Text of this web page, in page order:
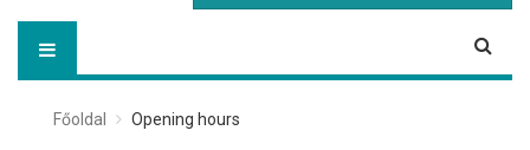
Főoldal Opening hours